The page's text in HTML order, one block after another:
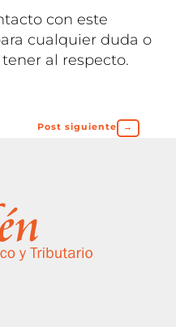
con este
cualquier duda o
al respecto.
Post siguiente →